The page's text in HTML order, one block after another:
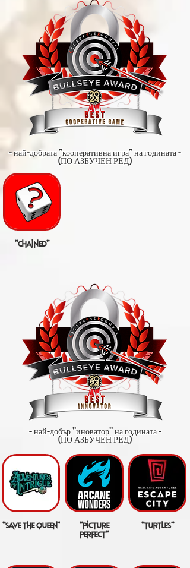
- най-добрата "кооперативна игра" на годината -
(ПО АЗБУЧЕН РЕД)
"chained"
- най-добър "иноватор" на годината -
(ПО АЗБУЧЕН РЕД)
"save the queen"
"picture
perfect"
"turtles"